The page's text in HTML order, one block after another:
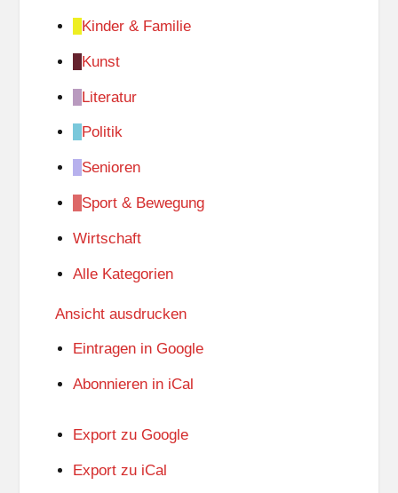
Kinder & Familie
Kunst
Literatur
Politik
Senioren
Sport & Bewegung
Wirtschaft
Alle Kategorien
Ansicht ausdrucken
Eintragen in Google
Abonnieren in iCal
Export zu Google
Export zu iCal